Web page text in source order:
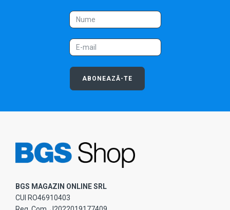
ABONEAZĂ-TE
BGS MAGAZIN ONLINE SRL
CUI RO46910403